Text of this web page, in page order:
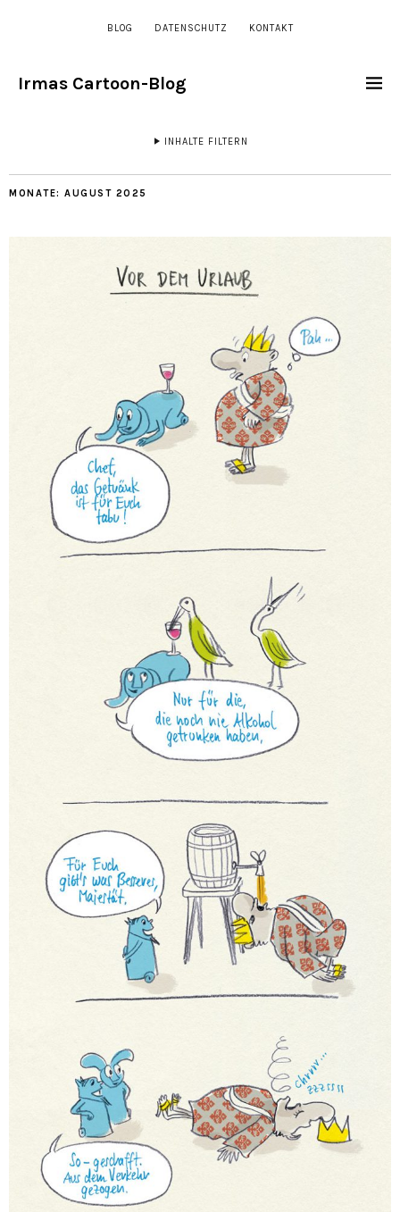
BLOG DATENSCHUTZ KONTAKT
Irmas Cartoon-Blog
INHALTE FILTERN
MONATE: AUGUST 2025